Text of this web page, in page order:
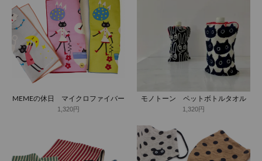
MEMEの休日 マイクロファイバー
1,320円
モノトーン ペットボトルタオル
1,320円